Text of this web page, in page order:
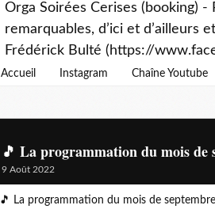
Orga Soirées Cerises (booking)
remarquables, d’ici et d’ailleurs
Frédérick Bulté (https://
Accueil Instagram Chaîne Youtube
🎵 La programmation du mois de
9 Août 2022
🎵 La programmation du mois de septembre